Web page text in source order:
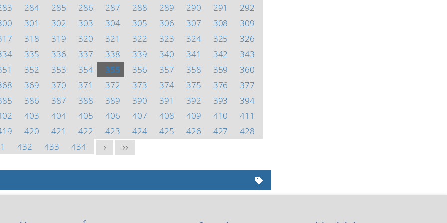
284 285 286 287 288 289 290 291
292
301 302 303 304 305 306 307 308
309
318 319 320 321 322 323 324 325
326
335 336 337 338 339 340 341 342
343
352 353 354 355 356 357 358 359
360
369 370 371 372 373 374 375 376
377
386 387 388 389 390 391 392 393
394
403 404 405 406 407 408 409 410
411
420 421 422 423 424 425 426 427
428
432 433 434 > >>